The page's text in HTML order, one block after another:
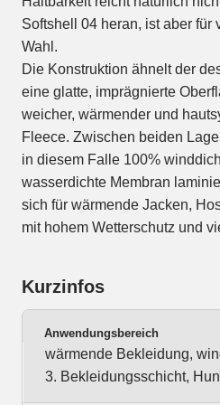
Softshell 04 heran, ist aber für
Wahl.
Die Konstruktion ähnelt der
eine glatte, imprägnierte
weicher, wärmender und
Fleece. Zwischen beiden
in diesem Falle 100%
wasserdichte Membran
sich für wärmende Jacken,
mit hohem Wetterschutz und
Kurzinfos
Anwendungsbereich
wärmende Bekleidung,
3. Bekleidungsschicht,